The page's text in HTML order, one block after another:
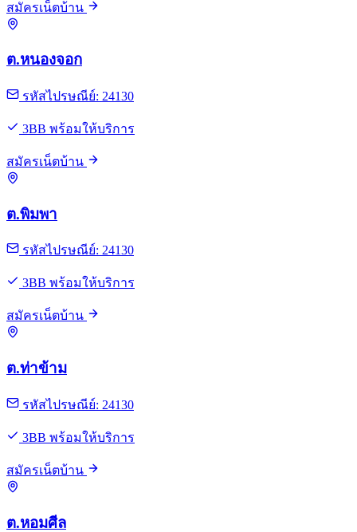
สมัครเน็ตบ้าน
ต.หนองจอก
รหัสไปรษณีย์: 24130
3BB พร้อมให้บริการ
สมัครเน็ตบ้าน
ต.พิมพา
รหัสไปรษณีย์: 24130
3BB พร้อมให้บริการ
สมัครเน็ตบ้าน
ต.ท่าข้าม
รหัสไปรษณีย์: 24130
3BB พร้อมให้บริการ
สมัครเน็ตบ้าน
ต.หอมศีล